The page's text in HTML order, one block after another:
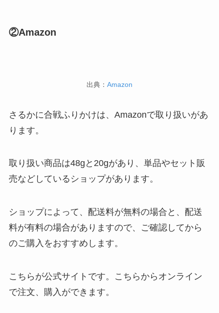
②Amazon
出典： Amazon
さるかに合戦ふりかけは、Amazonで取り扱いがあ
ります。
取り扱い商品は48gと20gがあり、単品やセット販
売などしているショップがあります。
ショップによって、配送料が無料の場合と、配送
料が有料の場合がありますので、ご確認してから
のご購入をおすすめします。
こちらが公式サイトです。こちらからオンライン
で注文、購入ができます。